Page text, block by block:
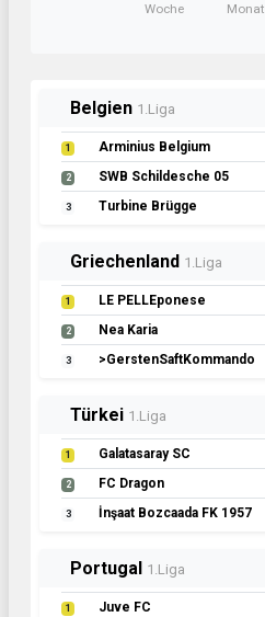
Woche
Monat
Belgien 1.Liga
1 Arminius Belgium
2 SWB Schildesche 05
3 Turbine Brügge
Griechenland 1.Liga
1 LE PELLEponese
2 Nea Karia
3 >GerstenSaftKommando
Türkei 1.Liga
1 Galatasaray SC
2 FC Dragon
3 İnşaat Bozcaada FK 1957
Portugal 1.Liga
1 Juve FC